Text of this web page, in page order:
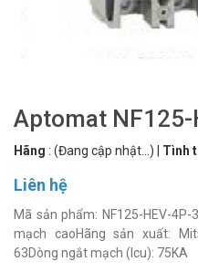
Aptomat NF125-
Hãng : (Đang cập nhật...) Tình
Liên hệ
Mã sản phẩm: NF125-HEV-
mạch caoHãng sản xuất:
63Dòng ngắt mạch (Icu): 75KA